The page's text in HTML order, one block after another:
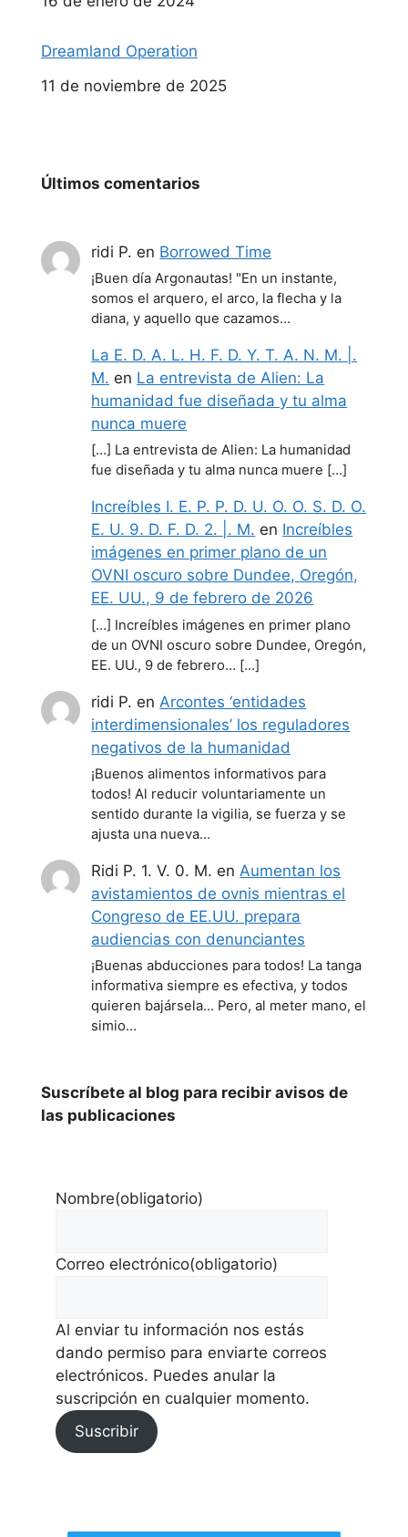
Dreamland Operation
Fecha
11 de noviembre de 2025
Últimos comentarios
ridi P. en Borrowed Time
¡Buen día Argonautas! "En un instante,
somos el arquero, el arco, la flecha y la
diana, y aquello que cazamos…
La E. D. A. L. H. F. D. Y. T. A. N. M. |.
M. en La entrevista de Alien: La
humanidad fue diseñada y tu alma
nunca muere
[…] La entrevista de Alien: La humanidad
fue diseñada y tu alma nunca muere […]
Increíbles I. E. P. P. D. U. O. O. S. D. O.
E. U. 9. D. F. D. 2. |. M. en Increíbles
imágenes en primer plano de un
OVNI oscuro sobre Dundee, Oregón,
EE. UU., 9 de febrero de 2026
[…] Increíbles imágenes en primer plano
de un OVNI oscuro sobre Dundee, Oregón,
EE. UU., 9 de febrero… […]
ridi P. en Arcontes ‘entidades
interdimensionales’ los reguladores
negativos de la humanidad
¡Buenos alimentos informativos para
todos! Al reducir voluntariamente un
sentido durante la vigilia, se fuerza y se
ajusta una nueva…
Ridi P. 1. V. 0. M. en Aumentan los
avistamientos de ovnis mientras el
Congreso de EE.UU. prepara
audiencias con denunciantes
¡Buenas abducciones para todos! La tanga
informativa siempre es efectiva, y todos
quieren bajársela... Pero, al meter mano, el
simio…
Suscríbete al blog para recibir avisos de
las publicaciones
Nombre(obligatorio)
Correo electrónico(obligatorio)
Al enviar tu información nos estás
dando permiso para enviarte correos
electrónicos. Puedes anular la
suscripción en cualquier momento.
Suscribir